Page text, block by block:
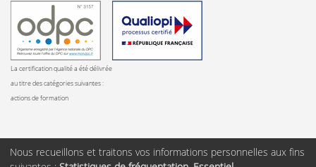
La certification qualité a été délivrée
au titre des catégories suivantes :
actions de formation
Nous recueillons et traitons vos informations personnelles aux fins